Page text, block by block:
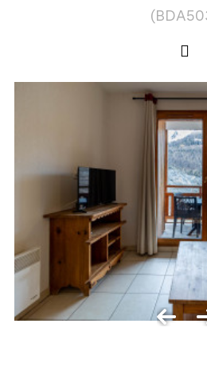
Les Orres 1650
Les Orres 1800
Les Orres et
VISUALISER LE
BONS PLANS
Carte Multi
Forfaits remontées
CONTACT /
(